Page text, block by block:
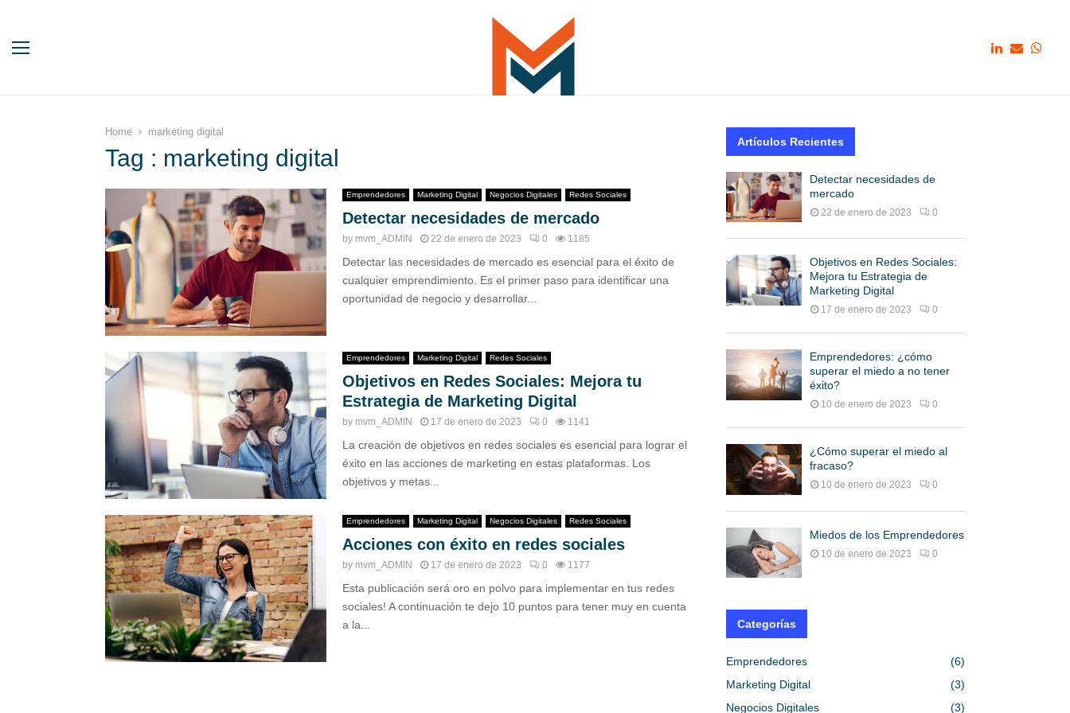
Home marketing digital
Tag : marketing digital
Emprendedores Marketing Digital Negocios Digitales Redes Sociales
Detectar necesidades de mercado
by mvm_ADMIN 22 de enero de 2023 0 1185
Detectar las necesidades de mercado es esencial para el éxito de
cualquier emprendimiento. Es el primer paso para identificar una
oportunidad de negocio y desarrollar...
Emprendedores Marketing Digital Redes Sociales
Objetivos en Redes Sociales: Mejora tu
Estrategia de Marketing Digital
by mvm_ADMIN 17 de enero de 2023 0 1141
La creación de objetivos en redes sociales es esencial para lograr el
éxito en las acciones de marketing en estas plataformas. Los
objetivos y metas...
Emprendedores Marketing Digital Negocios Digitales Redes Sociales
Acciones con éxito en redes sociales
by mvm_ADMIN 17 de enero de 2023 0 1177
Esta publicación será oro en polvo para implementar en tus redes
sociales! A continuación te dejo 10 puntos para tener muy en cuenta
a la...
Artículos Recientes
Detectar necesidades de
mercado
22 de enero de 2023 0
Objetivos en Redes Sociales:
Mejora tu Estrategia de
Marketing Digital
17 de enero de 2023 0
Emprendedores: ¿cómo
superar el miedo a no tener
éxito?
10 de enero de 2023 0
¿Cómo superar el miedo al
fracaso?
10 de enero de 2023 0
Miedos de los Emprendedores
10 de enero de 2023 0
Categorías
Emprendedores
(6)
Marketing Digital
(3)
Negocios Digitales
(3)